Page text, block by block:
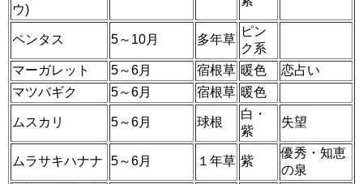
ウ)
ペンタス 5～10月 多年草
ピン
ク系
マーガレット
5～6月 宿根草 暖色
恋占い
マツバギク
5～6月 宿根草 暖色
ムスカリ 5～6月 球根
白・
紫
失望
ムラサキハナナ 5～6月 １年草 紫
優秀・知恵
の泉